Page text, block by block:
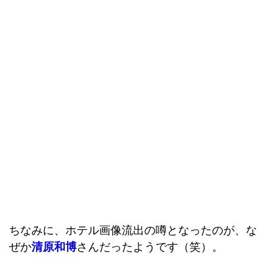
ちなみに、ホテル画像流出の噂となったのが、な
ぜか清原和博さんだったようです（笑）。